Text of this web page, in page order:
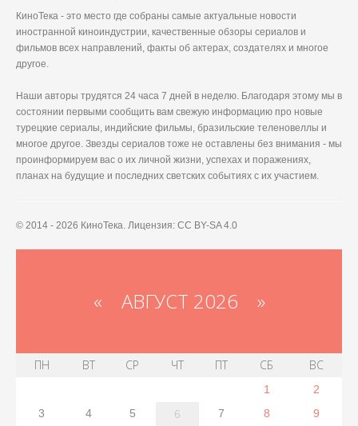
КиноТека - это место где собраны самые актуальные новости
иностранной киноиндустрии, качественные обзоры сериалов и
фильмов всех направлений, факты об актерах, создателях и многое
другое.
Наши авторы трудятся 24 часа 7 дней в неделю. Благодаря этому мы в
состоянии первыми сообщить вам свежую информацию про новые
турецкие сериалы, индийские фильмы, бразильские теленовеллы и
многое другое. Звезды сериалов тоже не оставлены без внимания - мы
проинформируем вас о их личной жизни, успехах и поражениях,
планах на будущие и последних светских событиях с их участием.
© 2014 - 2026 КиноТека. Лицензия: CC BY-SA 4.0
« АВГУСТ 2026 »
ПН ВТ СР ЧТ ПТ СБ ВС
1
2
3
4 5 6 7 8 9